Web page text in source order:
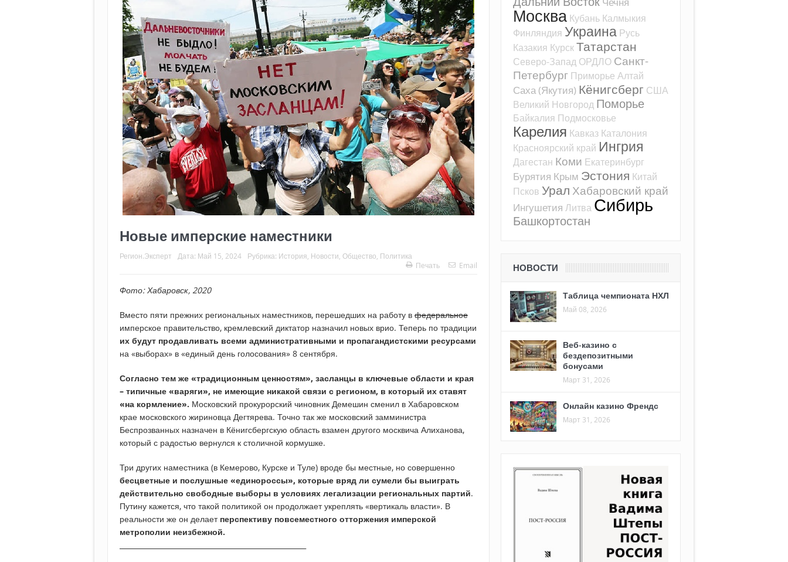
Новые имперские наместники
Регион.Эксперт Дата: Май 15, 2024 Рубрика: История Новости Общество Политика
Печать
Email
Фото: Хабаровск, 2020
Вместо пяти прежних региональных наместников, перешедших на работу в федеральное
имперское правительство, кремлевский диктатор назначил новых врио. Теперь по традиции
их будут продавливать всеми административными и пропагандистскими ресурсами
на «выборах» в «единый день голосования» 8 сентября.
Согласно тем же «традиционным ценностям», засланцы в ключевые области и края
– типичные «варяги», не имеющие никакой связи с регионом, в который их ставят
«на кормление». Московский прокурорский чиновник Демешин сменил в Хабаровском
крае московского жириновца Дегтярева. Точно так же московский замминистра
Беспрозванных назначен в Кёнигсбергскую область взамен другого москвича Алиханова,
который с радостью вернулся к столичной кормушке.
Три других наместника (в Кемерово, Курске и Туле) вроде бы местные, но совершенно
бесцветные и послушные «единороссы», которые вряд ли сумели бы выиграть
действительно свободные выборы в условиях легализации региональных партий.
Путину кажется, что такой политикой он продолжает укреплять «вертикаль власти». В
реальности же он делает перспективу повсеместного отторжения имперской
метрополии неизбежной.
Москва Кубань Калмыкия
Финляндия Украина Русь
Казакия КурскТатарстан
Северо-Запад ОРДЛО Санкт-
Петербург Приморье Алтай
Саха (Якутия) Кёнигсберг США
Великий Новгород Поморье
Байкалия Подмосковье
Карелия Кавказ Каталония
Красноярский край Ингрия
Дагестан Коми Екатеринбург
Бурятия Крым Эстония Китай
Псков Урал Хабаровский край
Ингушетия Литва Сибирь
Башкортостан
НОВОСТИ
Таблица чемпионата НХЛ
Май 08, 2026
Веб-казино с
бездепозитными
бонусами
Март 31, 2026
Онлайн казино Френдс
Март 31, 2026